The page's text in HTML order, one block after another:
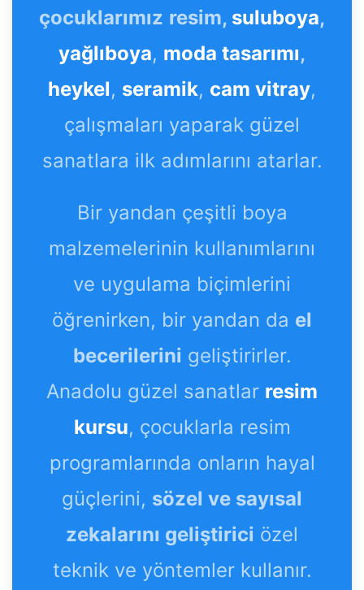
çocuklarımız resim, suluboya,
yağlıboya, moda tasarımı,
heykel, seramik, cam vitray,
çalışmaları yaparak güzel
sanatlara ilk adımlarını atarlar.
Bir yandan çeşitli boya
malzemelerinin kullanımlarını
ve uygulama biçimlerini
öğrenirken, bir yandan da el
becerilerini geliştirirler.
Anadolu güzel sanatlar resim
kursu, çocuklarla resim
programlarında onların hayal
güçlerini, sözel ve sayısal
zekalarını geliştirici özel
teknik ve yöntemler kullanır.